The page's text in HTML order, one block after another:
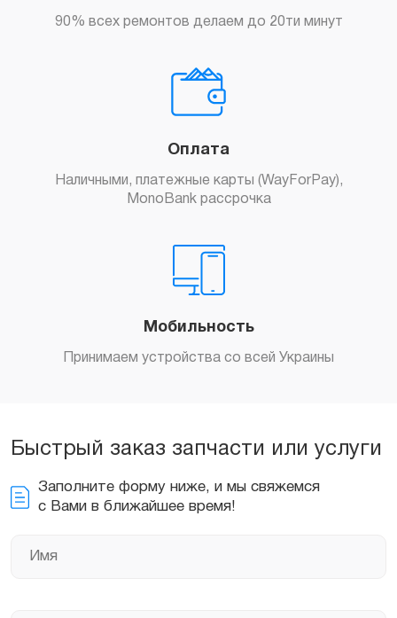
90% всех ремонтов делаем до 20ти минут
Оплата
Наличными, платежные карты (WayForPay),
MonoBank рассрочка
Мобильность
Принимаем устройства со всей Украины
Быстрый заказ запчасти или услуги
Заполните форму ниже, и мы свяжемся
с Вами в ближайшее время!